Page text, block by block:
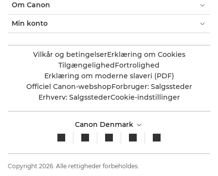
Om Canon
Min konto
Vilkår og betingelserErklæring om Cookies
TilgængelighedFortrolighed
Erklæring om moderne slaveri (PDF)
Officiel Canon-webshopForbruger: Salgssteder
Erhverv: SalgsstederCookie-indstillinger
Canon Denmark
Copyright 2026. Alle rettigheder forbeholdes.